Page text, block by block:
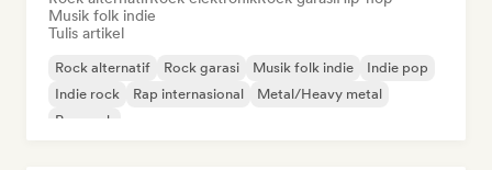
Musik folk indie
Tulis artikel
Rock alternatif Rock garasi Musik folk indie
Indie pop
Indie rock
Rap internasional
Metal/Heavy metal
Pop rock